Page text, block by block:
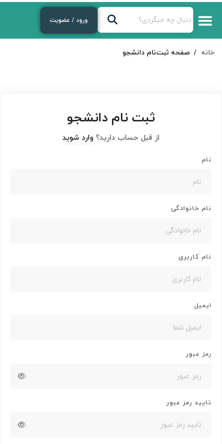
ورود / عضویت
خانه صفحه ثبت‌نام دانشجو
ثبت نام دانشجو
از قبل حساب دارید؟ وارد شوید
نام
نام خانوادگی
نام کاربری
ایمیل
رمز عبور
تایید رمز عبور